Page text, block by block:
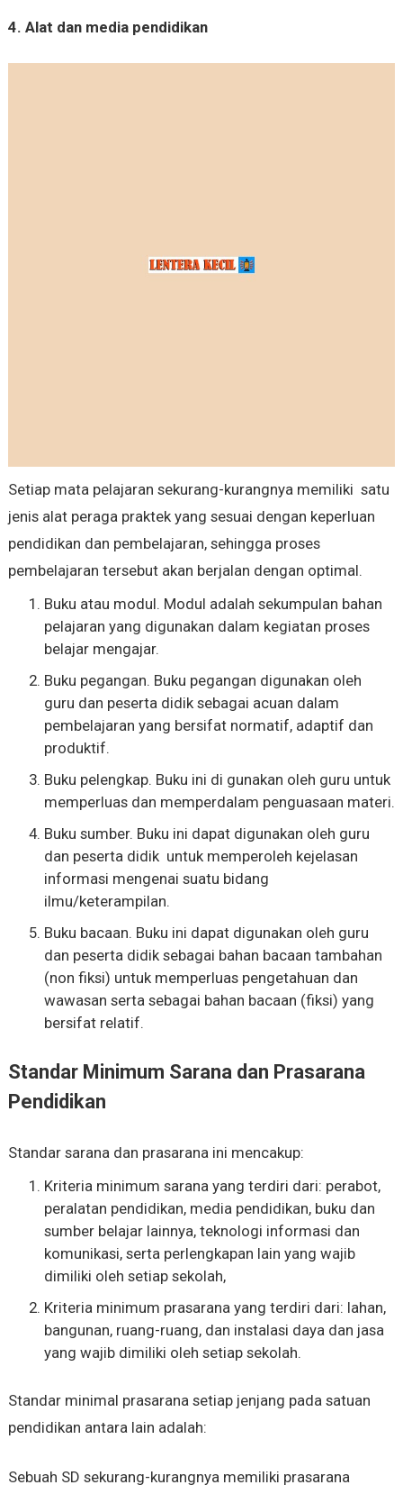
4. Alat dan media pendidikan
Setiap mata pelajaran sekurang-kurangnya memiliki satu
jenis alat peraga praktek yang sesuai dengan keperluan
pendidikan dan pembelajaran, sehingga proses
pembelajaran tersebut akan berjalan dengan optimal.
Buku atau modul. Modul adalah sekumpulan bahan
pelajaran yang digunakan dalam kegiatan proses
belajar mengajar.
Buku pegangan. Buku pegangan digunakan oleh
guru dan peserta didik sebagai acuan dalam
pembelajaran yang bersifat normatif, adaptif dan
produktif.
Buku pelengkap. Buku ini di gunakan oleh guru untuk
memperluas dan memperdalam penguasaan materi.
Buku sumber. Buku ini dapat digunakan oleh guru
dan peserta didik untuk memperoleh kejelasan
informasi mengenai suatu bidang
ilmu/keterampilan.
Buku bacaan. Buku ini dapat digunakan oleh guru
dan peserta didik sebagai bahan bacaan tambahan
(non fiksi) untuk memperluas pengetahuan dan
wawasan serta sebagai bahan bacaan (fiksi) yang
bersifat relatif.
Standar Minimum Sarana dan Prasarana
Pendidikan
Standar sarana dan prasarana ini mencakup:
Kriteria minimum sarana yang terdiri dari: perabot,
peralatan pendidikan, media pendidikan, buku dan
sumber belajar lainnya, teknologi informasi dan
komunikasi, serta perlengkapan lain yang wajib
dimiliki oleh setiap sekolah,
Kriteria minimum prasarana yang terdiri dari: lahan,
bangunan, ruang-ruang, dan instalasi daya dan jasa
yang wajib dimiliki oleh setiap sekolah.
Standar minimal prasarana setiap jenjang pada satuan
pendidikan antara lain adalah:
Sebuah SD sekurang-kurangnya memiliki prasarana